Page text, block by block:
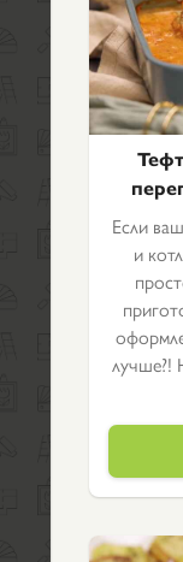
Если
и
лучше?!